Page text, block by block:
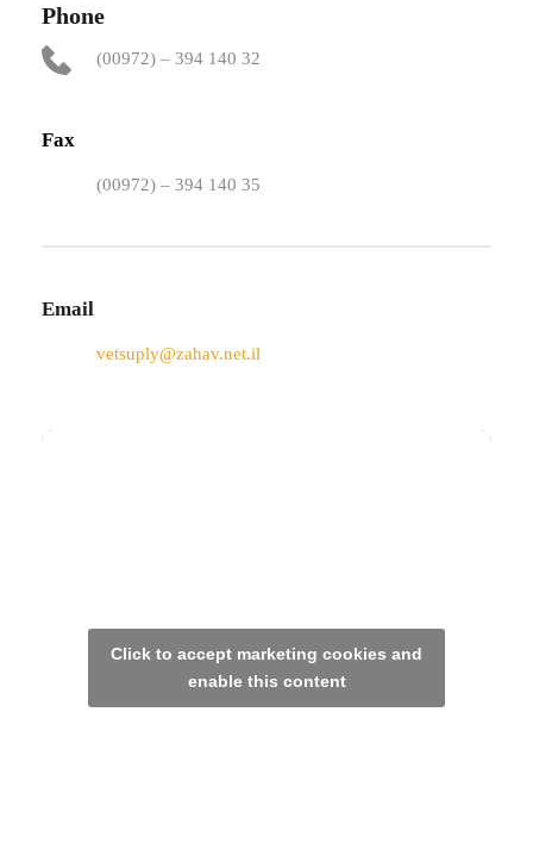
Phone
(00972) – 394 140 32
Fax
(00972) – 394 140 35
Email
vetsuply@zahav.net.il
Click to accept marketing cookies and
enable this content